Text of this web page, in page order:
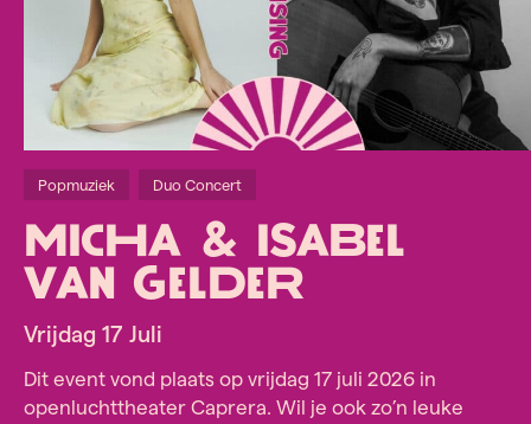
Popmuziek Duo Concert
Micha & Isabel
van gelder
Vrijdag 17 Juli
Dit event vond plaats op vrijdag 17 juli 2026 in
openluchttheater Caprera. Wil je ook zo’n leuke